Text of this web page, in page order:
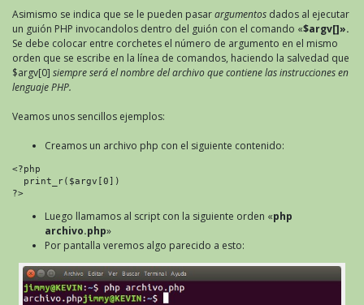
Asimismo se indica que se le pueden pasarargumentos dados al ejecutar
un guión PHP invocandolos dentro del guión con el comando «$argv[]».
Se debe colocar entre corchetes el número de argumento en el mismo
orden que se escribe en la línea de comandos, haciendo la salvedad que
$argv[0] siempre será el nombre del archivo que contiene las instrucciones en
lenguaje PHP.
Veamos unos sencillos ejemplos:
Creamos un archivo php con el siguiente contenido:
<?php
  print_r($argv[0])
?>
Luego llamamos al script con la siguiente orden «php
archivo.php»
Por pantalla veremos algo parecido a esto: